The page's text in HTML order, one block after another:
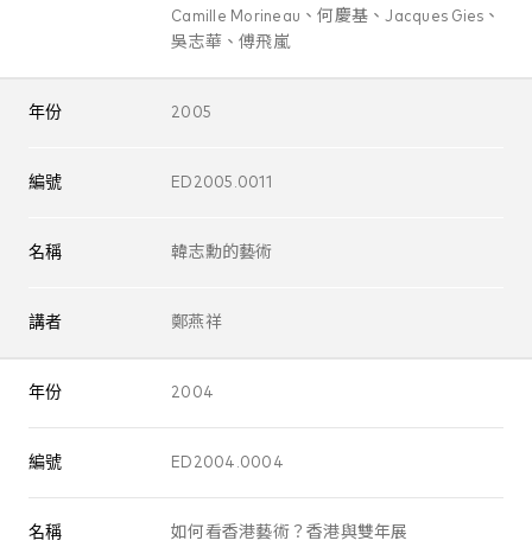
Camille Morineau、何慶基、Jacques Gies、
吳志華、傅飛嵐
年份 2005
編號 ED2005.0011
名稱 韓志勳的藝術
講者 鄭燕祥
年份 2004
編號 ED2004.0004
名稱 如何看香港藝術？香港與雙年展